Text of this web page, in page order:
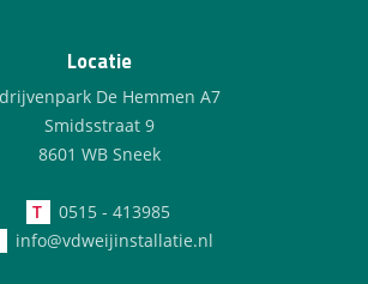
Locatie
De Hemmen A7
Smidsstraat 9
8601 WB Sneek
T
0515 - 413985
info@vdweijinstallatie.nl